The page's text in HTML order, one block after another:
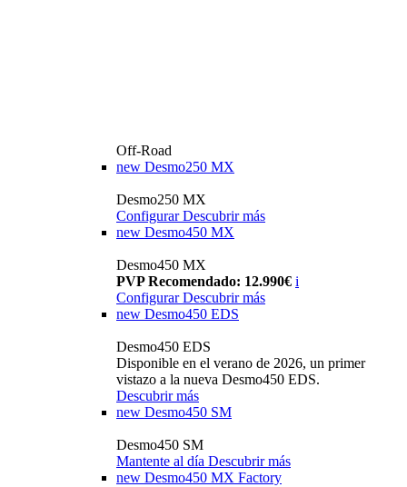
Off-Road
new Desmo250 MX
Desmo250 MX
Configurar Descubrir más
new Desmo450 MX
Desmo450 MX
PVP Recomendado: 12.990€ i
Configurar Descubrir más
new Desmo450 EDS
Desmo450 EDS
Disponible en el verano de 2026, un primer
vistazo a la nueva Desmo450 EDS.
Descubrir más
new Desmo450 SM
Desmo450 SM
Mantente al día Descubrir más
new Desmo450 MX Factory